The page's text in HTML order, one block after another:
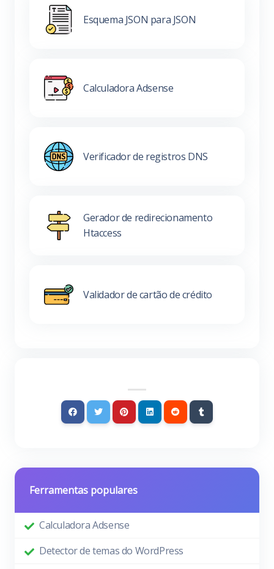
Esquema JSON para JSON
Calculadora Adsense
Verificador de registros DNS
Gerador de redirecionamento
Htaccess
Validador de cartão de crédito
Ferramentas populares
Calculadora Adsense
Detector de temas do WordPress